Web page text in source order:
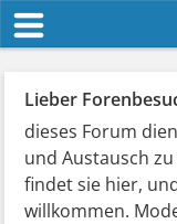
Lieber
dieses Forum
und Austausch
findet sie hier,
willkommen.